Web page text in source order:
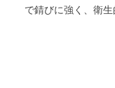
で錆びに強く、衛生